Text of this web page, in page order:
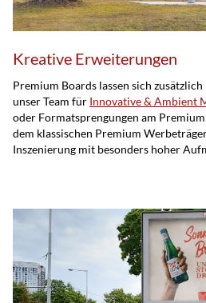
Kreative Erweiterungen
Premium Boards lassen sich
unser Team für Innovative & Ambient
oder Formatsprengungen am
dem klassischen Premium
Inszenierung mit besonders hoher